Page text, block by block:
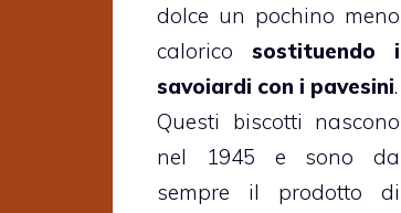
dolce un pochino meno
calorico sostituendo i
savoiardi con i pavesini.
Questi biscotti nascono
nel 1945 e sono da
sempre il prodotto di